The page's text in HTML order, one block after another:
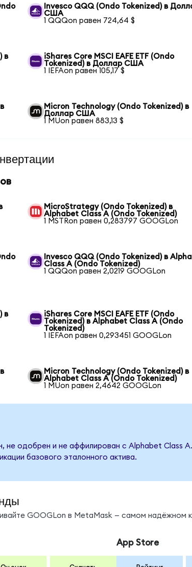
Invesco QQQ (Ondo Tokenized) в
США
1 QQQon равен 724,64 $
в
iShares Core MSCI EAFE ETF (Ondo
Tokenized) в Доллар США
1 IEFAon равен 105,17 $
Micron Technology (Ondo Tokenized) в
Доллар США
1 MUon равен 883,13 $
MicroStrategy (Ondo Tokenized) в
Alphabet Class A (Ondo Tokenized)
1 MSTRon равен 0,283797 GOOGLon
Invesco QQQ (Ondo Tokenized) в
Class A (Ondo Tokenized)
1 QQQon равен 2,0219 GOOGLon
в
iShares Core MSCI EAFE ETF (Ondo
Tokenized) в Alphabet Class A (Ondo
Tokenized)
1 IEFAon равен 0,293451 GOOGLon
Micron Technology (Ondo Tokenized) в
Alphabet Class A (Ondo Tokenized)
1 MUon равен 2,4642 GOOGLon
не одобрен и не аффилирован с Alphabet Class
базового эталонного актива.
GOOGLon в MetaMask — самом надёжном
App Store